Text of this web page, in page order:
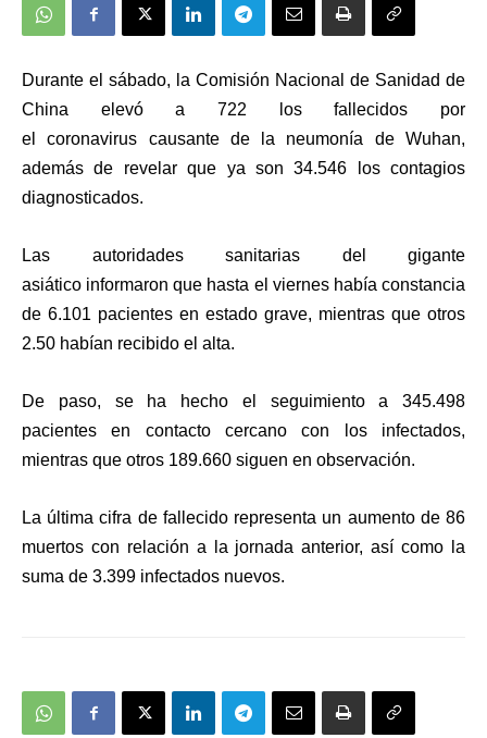
Durante el sábado, la Comisión Nacional de Sanidad de
China elevó a 722 los fallecidos por
el coronavirus causante de la neumonía de Wuhan,
además de revelar que ya son 34.546 los contagios
diagnosticados.
Las autoridades sanitarias del gigante
asiático informaron que hasta el viernes había constancia
de 6.101 pacientes en estado grave, mientras que otros
2.50 habían recibido el alta.
De paso, se ha hecho el seguimiento a 345.498
pacientes en contacto cercano con los infectados,
mientras que otros 189.660 siguen en observación.
La última cifra de fallecido representa un aumento de 86
muertos con relación a la jornada anterior, así como la
suma de 3.399 infectados nuevos.